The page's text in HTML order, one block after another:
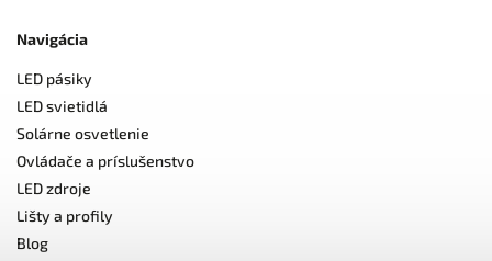
Navigácia
LED pásiky
LED svietidlá
Solárne osvetlenie
Ovládače a príslušenstvo
LED zdroje
Lišty a profily
Blog